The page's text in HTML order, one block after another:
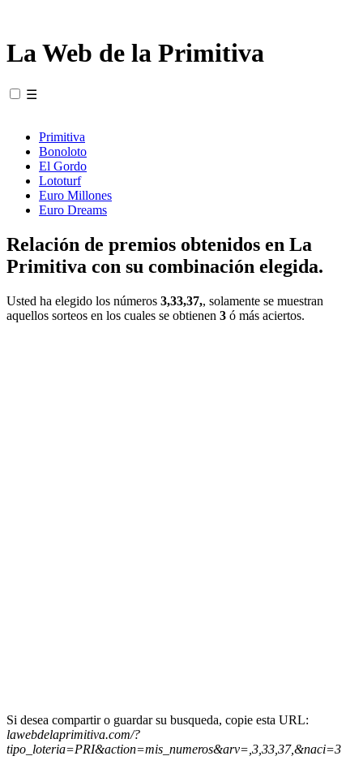
La Web de la Primitiva
☰
Primitiva
Bonoloto
El Gordo
Lototurf
Euro Millones
Euro Dreams
Relación de premios obtenidos en La
Primitiva con su combinación elegida.
Usted ha elegido los números 3,33,37,, solamente se muestran
aquellos sorteos en los cuales se obtienen 3 ó más aciertos.
Si desea compartir o guardar su busqueda, copie esta URL:
lawebdelaprimitiva.com/?
tipo_loteria=PRI&action=mis_numeros&arv=,3,33,37,&naci=3